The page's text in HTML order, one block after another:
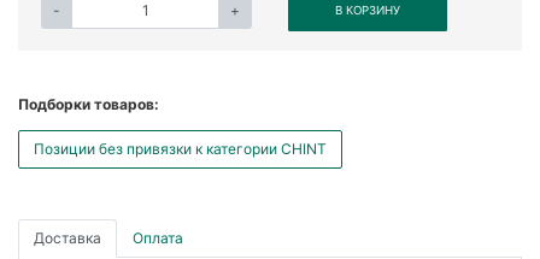
- + В КОРЗИНУ
Подборки товаров:
Позиции без привязки к категории CHINT
Доставка Оплата